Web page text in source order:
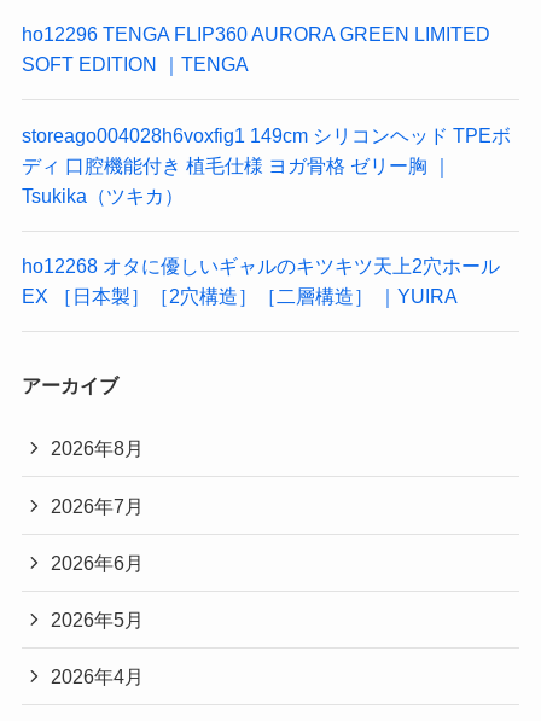
ho12296 TENGA FLIP360 AURORA GREEN LIMITED
SOFT EDITION ｜TENGA
storeago004028h6voxfig1 149cm シリコンヘッド TPEボ
ディ 口腔機能付き 植毛仕様 ヨガ骨格 ゼリー胸 ｜
Tsukika（ツキカ）
ho12268 オタに優しいギャルのキツキツ天上2穴ホール
EX ［日本製］［2穴構造］［二層構造］ ｜YUIRA
アーカイブ
2026年8月
2026年7月
2026年6月
2026年5月
2026年4月